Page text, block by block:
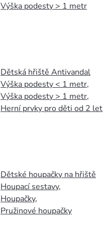
Výška podesty > 1 metr
Dětská hřiště Antivandal
Výška podesty < 1 metr,
Výška podesty > 1 metr,
Herní prvky pro děti od 2 let
Dětské houpačky na hřiště
Houpací sestavy,
Houpačky,
Pružinové houpačky